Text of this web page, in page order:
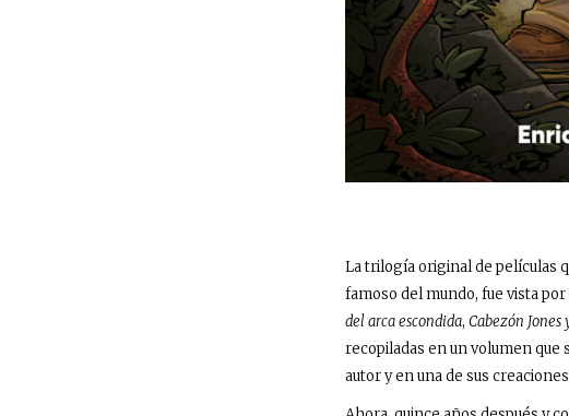
La trilogía original de películas
famoso del mundo, fue vista
del arca escondida, Cabezón
recopiladas en un volumen que
autor y en una de sus